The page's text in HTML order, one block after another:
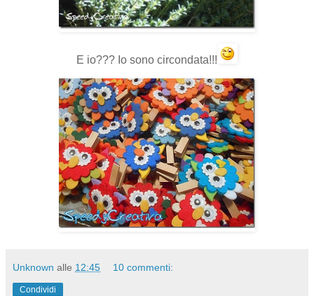
E io??? Io sono circondata!!!
Unknown alle 12:45 10 commenti:
Condividi